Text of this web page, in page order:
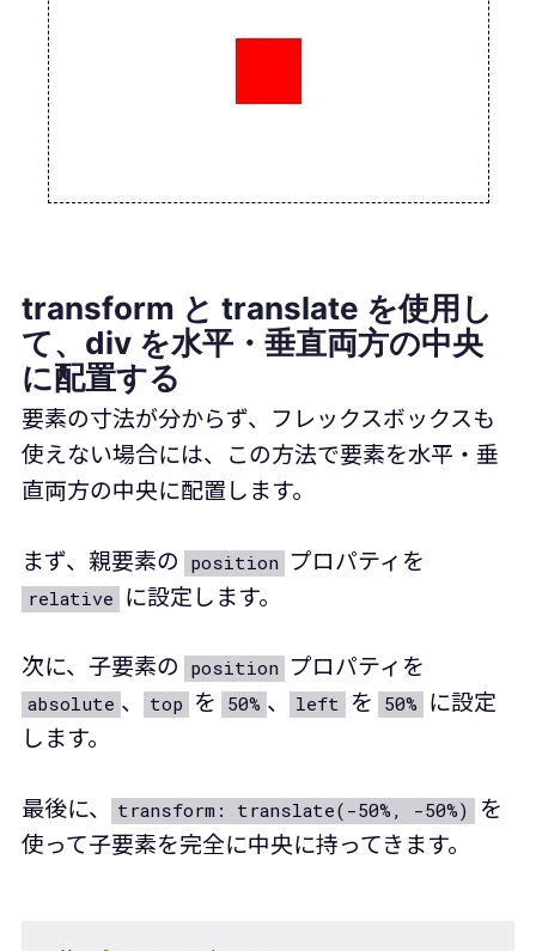
transform と translate を使用し
て、div を水平・垂直両方の中央
に配置する
要素の寸法が分からず、フレックスボックスも
使えない場合には、この方法で要素を水平・垂
直両方の中央に配置します。
まず、親要素の position プロパティを
relative に設定します。
次に、子要素の position プロパティを
absolute 、 top を 50% 、 left を 50% に設定
します。
最後に、 transform: translate(-50%, -50%)
を
使って子要素を完全に中央に持ってきます。